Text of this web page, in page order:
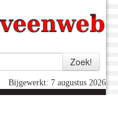
Bijgewerkt: 7 augustus 2026